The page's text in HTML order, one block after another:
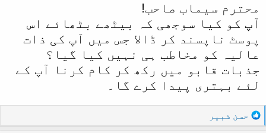
ملاقات ہوئی۔ اس کتاب کے حوالے سے
میں نے کوئی بات ان سے نہیں کی۔
البتہ
ملاقات سے پہلے ہی کچھ احباب نے
مجھے بتا دیا تھا کہ محترم اسحاق
بھٹی صاحب نے اس کتاب میں مندرج
بہت سی غلط باتوں سے رجوع کر لیا
ہے۔
واللہ اعلم بالصواب۔
محترم سیماب صاحب!
آپ کو کیا سوجھی کہ بیٹھے بٹھائے اس
پوسٹ ناپسند کر ڈالا جس میں آپ کی ذات
عالیہ کو مخاطب ہی نہیں کیا گیا؟
جذبات قابو میں رکھ کر کام کرنا آپ کے
لئے بہتری پیدا کرے گا۔
R
e
حسن شبیر